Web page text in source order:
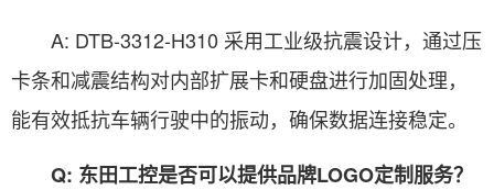
A: DTB-3312-H310 采用工业级抗震设计，通过压
卡条和减震结构对内部扩展卡和硬盘进行加固处理，
能有效抵抗车辆行驶中的振动，确保数据连接稳定。
Q: 东田工控是否可以提供品牌LOGO定制服务？